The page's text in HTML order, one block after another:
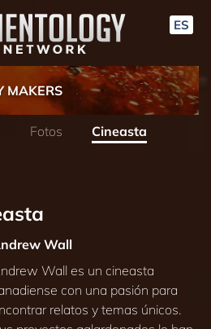
ES
MAKERS
Fotos Cineasta
Wall
Wall es un cineasta
con una pasión para
relatos y temas únicos.